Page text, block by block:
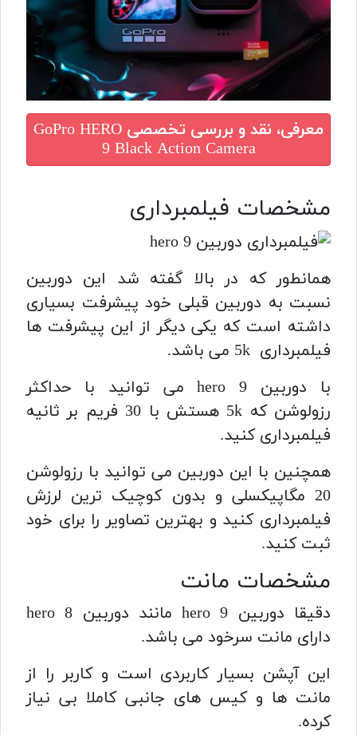
معرفی، نقد و بررسی تخصصی GoPro HERO
9 Black Action Camera
مشخصات فیلمبرداری
همانطور که در بالا گفته شد این دوربین
نسبت به دوربین قبلی خود پیشرفت بسیاری
داشته است که یکی دیگر از این پیشرفت ها
فیلمبرداری 5k می باشد.
با دوربین hero 9 می توانید با حداکثر
رزولوشن که 5k هستش با 30 فریم بر ثانیه
فیلمبرداری کنید.
همچنین با این دوربین می توانید با رزولوشن
20 مگاپیکسلی و بدون کوچیک ترین لرزش
فیلمبرداری کنید و بهترین تصاویر را برای خود
ثبت کنید.
مشخصات مانت
دقیقا دوربین hero 9 مانند دوربین hero 8
دارای مانت سرخود می باشد.
این آپشن بسیار کاربردی است و کاربر را از
مانت ها و کیس های جانبی کاملا بی نیاز
کرده.